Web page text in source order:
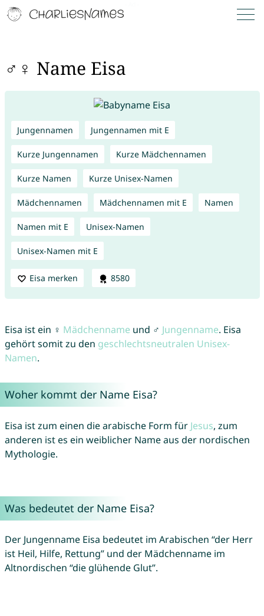
♂♀ Name Eisa
Jungennamen Jungennamen mit E
Kurze Jungennamen Kurze Mädchennamen
Kurze Namen Kurze Unisex-Namen
Mädchennamen Mädchennamen mit E Namen
Namen mit E Unisex-Namen
Unisex-Namen mit E
Eisa merken 8580
Eisa ist ein ♀ Mädchenname und ♂ Jungenname. Eisa
gehört somit zu den geschlechtsneutralen Unisex-
Namen.
Woher kommt der Name Eisa?
Eisa ist zum einen die arabische Form für Jesus, zum
anderen ist es ein weiblicher Name aus der nordischen
Mythologie.
Was bedeutet der Name Eisa?
Der Jungenname Eisa bedeutet im Arabischen “der Herr
ist Heil, Hilfe, Rettung” und der Mädchenname im
Altnordischen “die glühende Glut”.